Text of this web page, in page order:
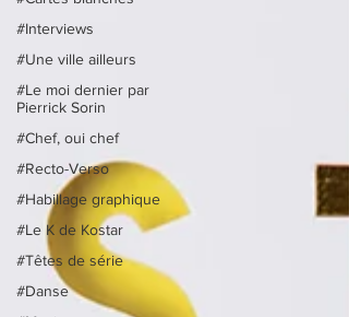
#Interviews
#Une ville ailleurs
#Le moi dernier par
Pierrick Sorin
#Chef, oui chef
#Recto-Verso
#Habillage graphique
#Le K de Kostar
#Têtes de série
#Danse